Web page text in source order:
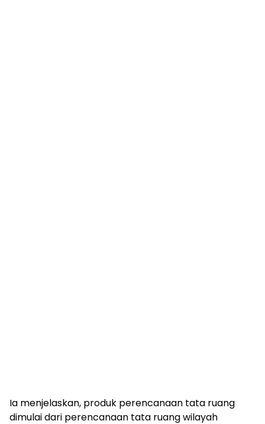
Ia menjelaskan, produk perencanaan tata ruang
dimulai dari perencanaan tata ruang wilayah